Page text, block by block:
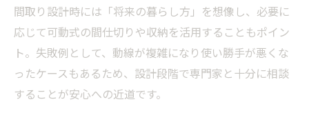
間取り設計時には「将来の暮らし方」を想像し、必要に
応じて可動式の間仕切りや収納を活用することもポイン
ト。失敗例として、動線が複雑になり使い勝手が悪くな
ったケースもあるため、設計段階で専門家と十分に相談
することが安心への近道です。